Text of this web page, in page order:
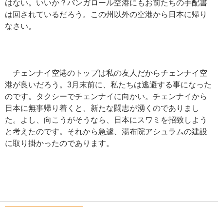
はない。いいか？バンガロール空港にもお前たちの手配書
は回されているだろう。この州以外の空港から日本に帰り
なさい。
チェンナイ空港のトップは私の友人だからチェンナイ空
港が良いだろう。3月末前に、私たちは逃避する事になった
のです。タクシーでチェンナイに向かい。チェンナイから
日本に無事帰り着くと、新たな闘志が湧くのでありまし
た。よし、向こうがそうなら、日本にスワミを招致しよう
と考えたのです。それから急遽、湯布院アシュラムの建設
に取り掛かったのであります。